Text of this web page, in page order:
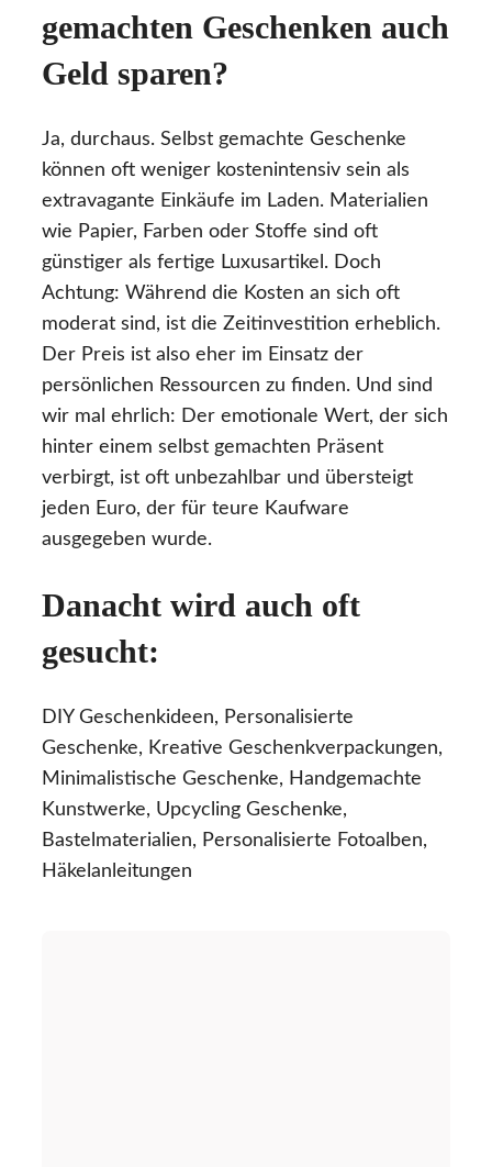
gemachten Geschenken auch
Geld sparen?
Ja, durchaus. Selbst gemachte Geschenke
können oft weniger kostenintensiv sein als
extravagante Einkäufe im Laden. Materialien
wie Papier, Farben oder Stoffe sind oft
günstiger als fertige Luxusartikel. Doch
Achtung: Während die Kosten an sich oft
moderat sind, ist die Zeitinvestition erheblich.
Der Preis ist also eher im Einsatz der
persönlichen Ressourcen zu finden. Und sind
wir mal ehrlich: Der emotionale Wert, der sich
hinter einem selbst gemachten Präsent
verbirgt, ist oft unbezahlbar und übersteigt
jeden Euro, der für teure Kaufware
ausgegeben wurde.
Danacht wird auch oft
gesucht:
DIY Geschenkideen, Personalisierte
Geschenke, Kreative Geschenkverpackungen,
Minimalistische Geschenke, Handgemachte
Kunstwerke, Upcycling Geschenke,
Bastelmaterialien, Personalisierte Fotoalben,
Häkelanleitungen